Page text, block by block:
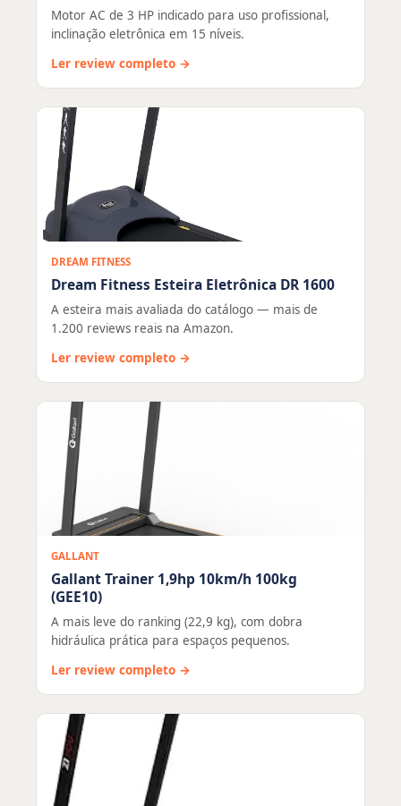
Motor AC de 3 HP indicado para uso profissional,
inclinação eletrônica em 15 níveis.
Ler review completo →
DREAM FITNESS
Dream Fitness Esteira Eletrônica DR 1600
A esteira mais avaliada do catálogo — mais de
1.200 reviews reais na Amazon.
Ler review completo →
GALLANT
Gallant Trainer 1,9hp 10km/h 100kg
(GEE10)
A mais leve do ranking (22,9 kg), com dobra
hidráulica prática para espaços pequenos.
Ler review completo →